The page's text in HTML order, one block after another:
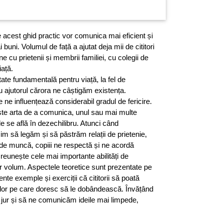
acest ghid practic vor comunica mai eficient și
Volumul de față a ajutat deja mii de cititori
cu prietenii și membrii familiei, cu colegii de
fundamentală pentru viață, la fel de
ajutorul cărora ne câștigăm existența.
ne influențează considerabil gradul de fericire.
arta de a comunica, unul sau mai multe
se află în dezechilibru. Atunci când
să legăm și să păstrăm relații de prietenie,
muncă, copiii ne respectă și ne acordă
cele mai importante abilități de
volum. Aspectele teoretice sunt prezentate pe
exemple și exerciții că cititorii să poată
pe care doresc să le dobândească. Învățând
și să ne comunicăm ideile mai limpede,